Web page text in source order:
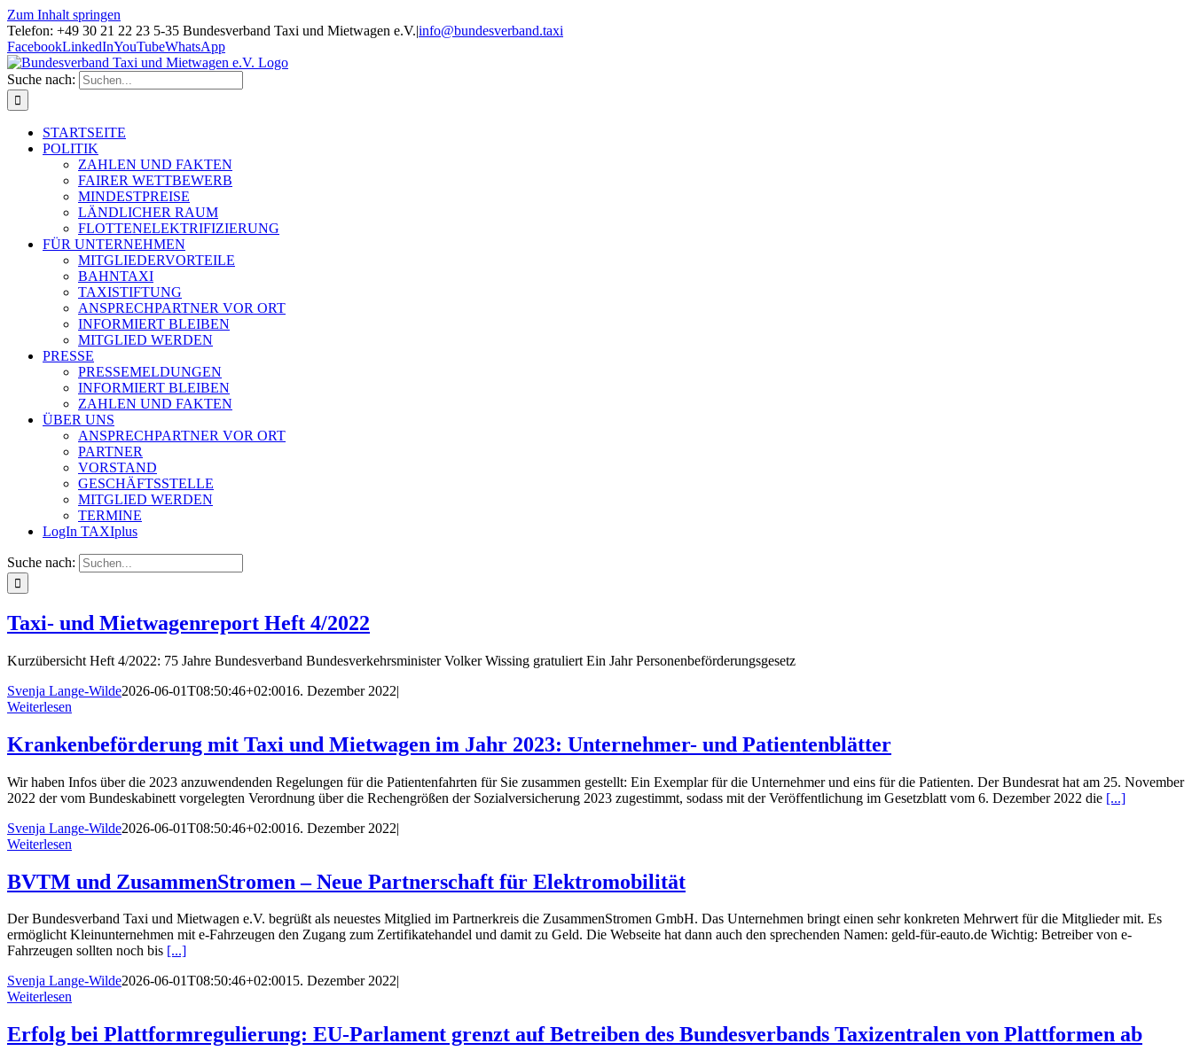
Zum Inhalt springen
Telefon: +49 30 21 22 23 5-35 Bundesverband Taxi und Mietwagen e.V.|info@bundesverband.taxi
FacebookLinkedInYouTubeWhatsApp
Suche nach:
STARTSEITE
POLITIK
ZAHLEN UND FAKTEN
FAIRER WETTBEWERB
MINDESTPREISE
LÄNDLICHER RAUM
FLOTTENELEKTRIFIZIERUNG
FÜR UNTERNEHMEN
MITGLIEDERVORTEILE
BAHNTAXI
TAXISTIFTUNG
ANSPRECHPARTNER VOR ORT
INFORMIERT BLEIBEN
MITGLIED WERDEN
PRESSE
PRESSEMELDUNGEN
INFORMIERT BLEIBEN
ZAHLEN UND FAKTEN
ÜBER UNS
ANSPRECHPARTNER VOR ORT
PARTNER
VORSTAND
GESCHÄFTSSTELLE
MITGLIED WERDEN
TERMINE
LogIn TAXIplus
Suche nach:
Taxi- und Mietwagenreport Heft 4/2022
Kurzübersicht Heft 4/2022: 75 Jahre Bundesverband Bundesverkehrsminister Volker Wissing gratuliert Ein Jahr Personenbeförderungsgesetz
Svenja Lange-Wilde2026-06-01T08:50:46+02:0016. Dezember 2022|
Weiterlesen
Krankenbeförderung mit Taxi und Mietwagen im Jahr 2023: Unternehmer- und Patientenblätter
Wir haben Infos über die 2023 anzuwendenden Regelungen für die Patientenfahrten für Sie zusammen gestellt: Ein Exemplar für die Unternehmer und eins für die Patienten. Der Bundesrat hat am 25. November
2022 der vom Bundeskabinett vorgelegten Verordnung über die Rechengrößen der Sozialversicherung 2023 zugestimmt, sodass mit der Veröffentlichung im Gesetzblatt vom 6. Dezember 2022 die [...]
Svenja Lange-Wilde2026-06-01T08:50:46+02:0016. Dezember 2022|
Weiterlesen
BVTM und ZusammenStromen – Neue Partnerschaft für Elektromobilität
Der Bundesverband Taxi und Mietwagen e.V. begrüßt als neuestes Mitglied im Partnerkreis die ZusammenStromen GmbH. Das Unternehmen bringt einen sehr konkreten Mehrwert für die Mitglieder mit. Es
ermöglicht Kleinunternehmen mit e-Fahrzeugen den Zugang zum Zertifikatehandel und damit zu Geld. Die Webseite hat dann auch den sprechenden Namen: geld-für-eauto.de Wichtig: Betreiber von e-
Fahrzeugen sollten noch bis [...]
Svenja Lange-Wilde2026-06-01T08:50:46+02:0015. Dezember 2022|
Weiterlesen
Erfolg bei Plattformregulierung: EU-Parlament grenzt auf Betreiben des Bundesverbands Taxizentralen von Plattformen ab